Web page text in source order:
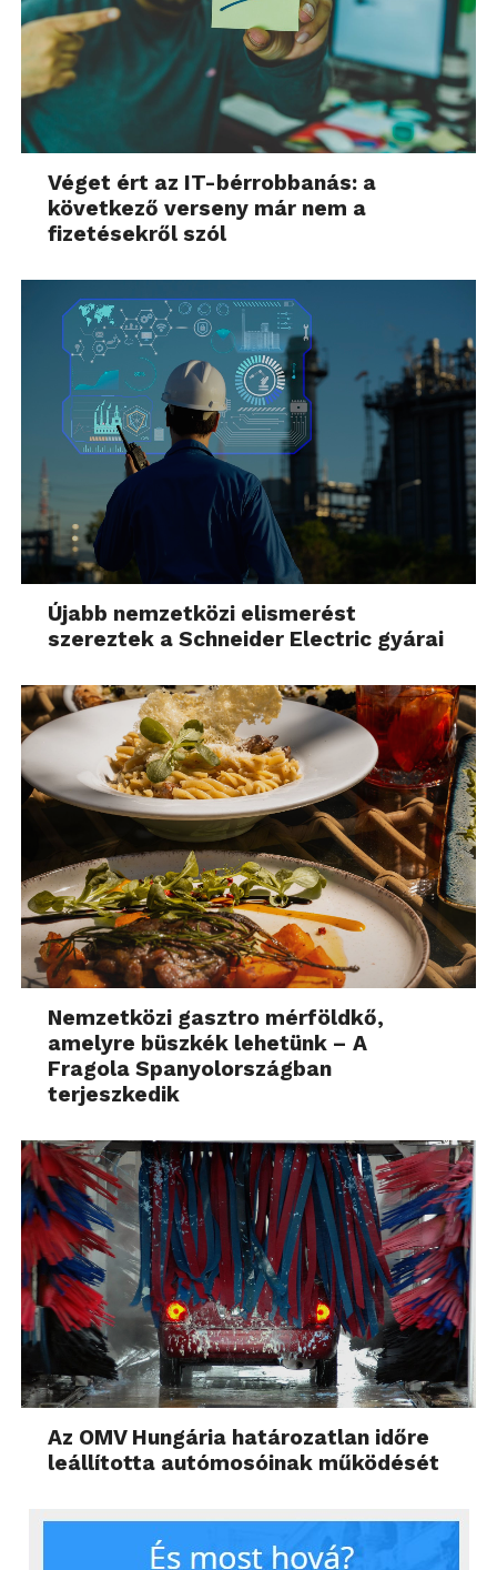
Véget ért az IT-bérrobbanás: a
következő verseny már nem a
fizetésekről szól
Újabb nemzetközi elismerést
szereztek a Schneider Electric gyárai
Nemzetközi gasztro mérföldkő,
amelyre büszkék lehetünk – A
Fragola Spanyolországban
terjeszkedik
Az OMV Hungária határozatlan időre
leállította autómosóinak működését